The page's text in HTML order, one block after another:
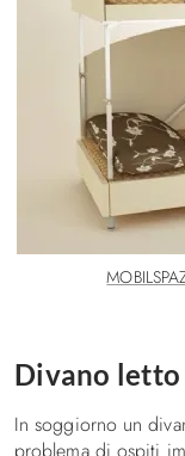
Divano letto
In soggiorno un